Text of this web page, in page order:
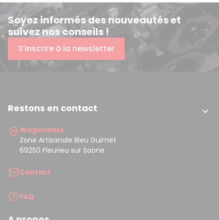
Soyez informés des nouveautés et
suivez nos conseils !
S’inscrire à la newsletter
Restons en contact 
Wagendass
Zone Artisanale Bleu Guimet
69250 Fleurieu sur Saone
Contact
FAQ